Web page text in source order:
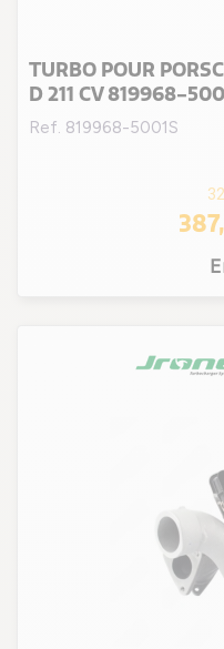
TURBO POUR
D 211 CV 819968-
Ref. 819968-5001S